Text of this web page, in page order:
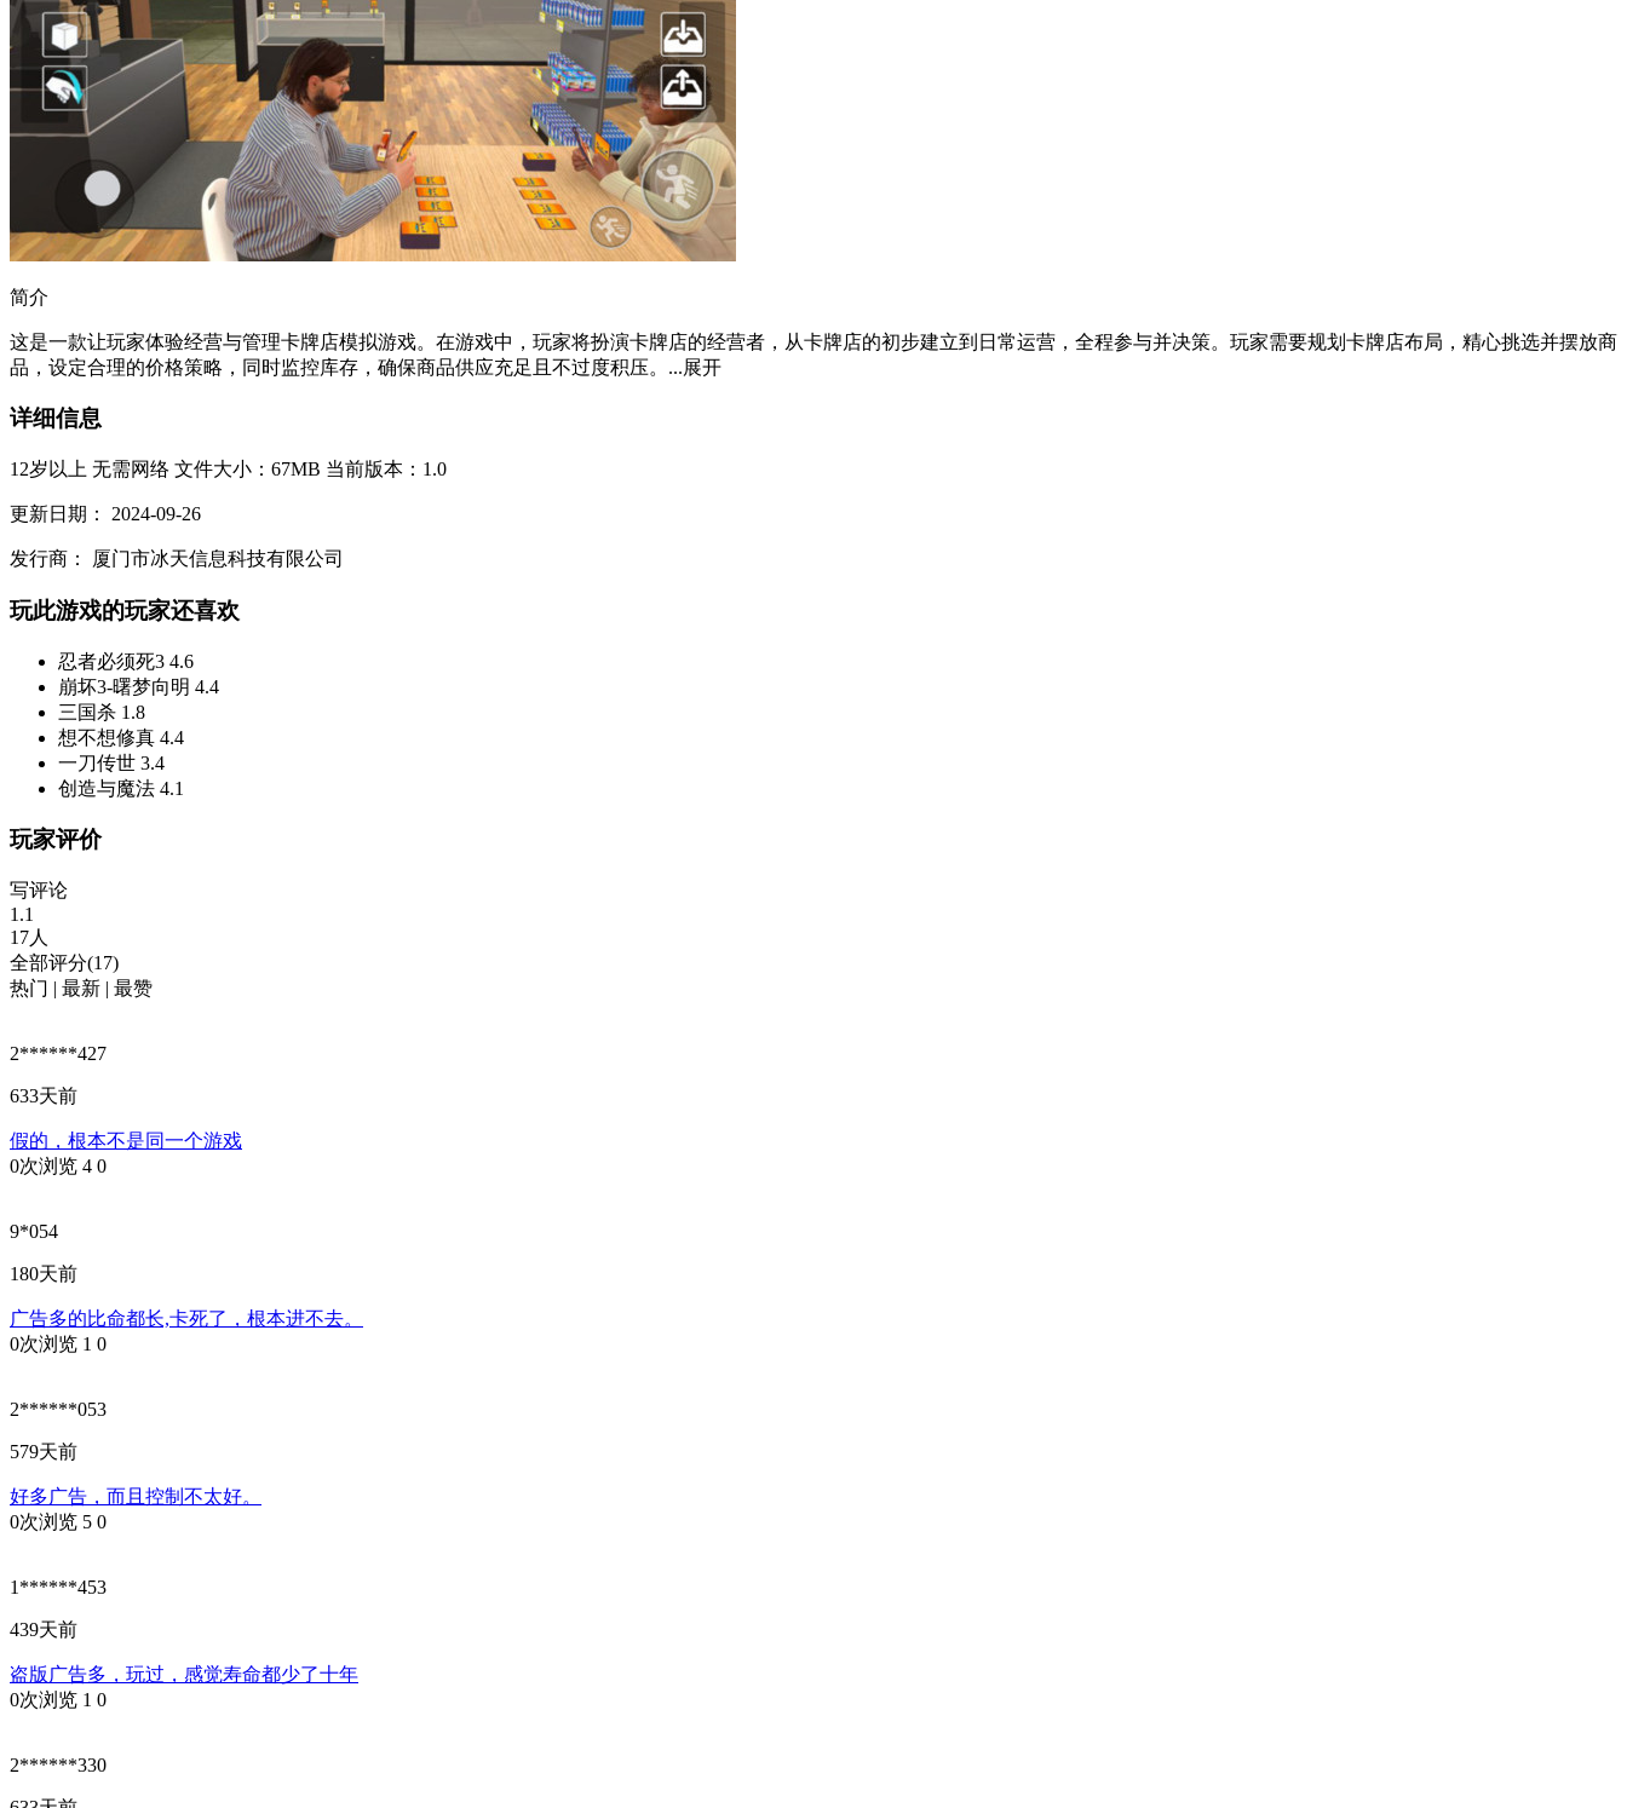
简介
这是一款让玩家体验经营与管理卡牌店模拟游戏。在游戏中，玩家将扮演卡牌店的经营者，从卡牌店的初步建立到日常运营，全程参与并决策。玩家需要规划卡牌店布局，精心挑选并摆放商
品，设定合理的价格策略，同时监控库存，确保商品供应充足且不过度积压。...展开
详细信息
12岁以上 无需网络 文件大小：67MB 当前版本：1.0
更新日期： 2024-09-26
发行商： 厦门市冰天信息科技有限公司
玩此游戏的玩家还喜欢
忍者必须死3 4.6
崩坏3-曙梦向明 4.4
三国杀 1.8
想不想修真 4.4
一刀传世 3.4
创造与魔法 4.1
玩家评价
写评论
1.1
17人
全部评分(17)
热门 | 最新 | 最赞
2******427
633天前
假的，根本不是同一个游戏
0次浏览 4 0
9*054
180天前
广告多的比命都长,卡死了，根本进不去。
0次浏览 1 0
2******053
579天前
好多广告，而且控制不太好。
0次浏览 5 0
1******453
439天前
盗版广告多，玩过，感觉寿命都少了十年
0次浏览 1 0
2******330